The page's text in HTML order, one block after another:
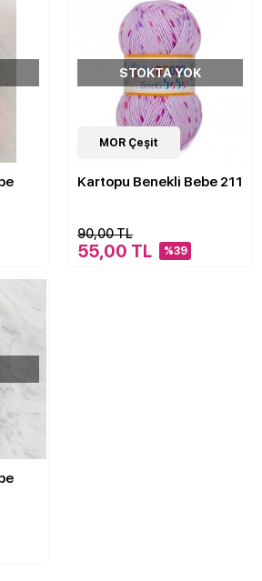
14Çeşit
STOKTA YOK
MOR Çeşit
Kartopu Benekli Bebe 211
90,00 TL
55,00 TL %39